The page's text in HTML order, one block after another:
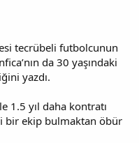
tecrübeli futbolcunun
da 30 yaşındaki
yazdı.
1.5 yıl daha kontratı
bir ekip bulmaktan öbür